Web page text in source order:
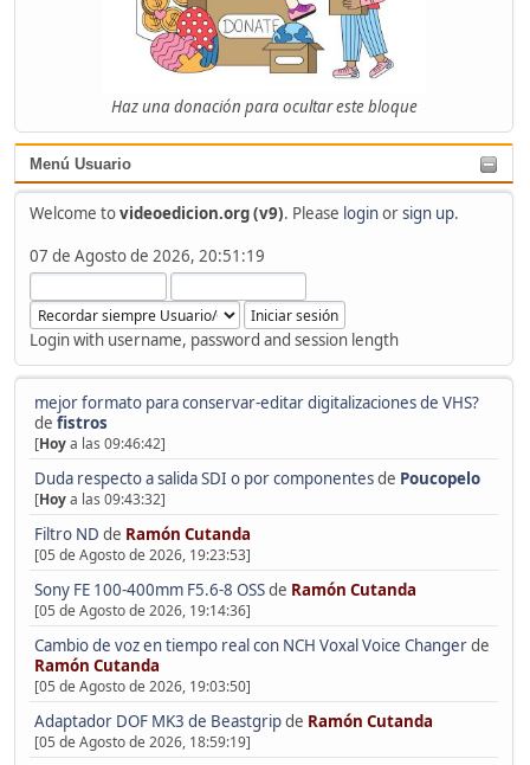
Haz una donación para ocultar este bloque
Menú Usuario
Welcome tovideoedicion.org (v9). Please loginorsign up.
07 de Agosto de 2026, 20:51:19
Login with username, password and session length
mejor formato para conservar-editar digitalizaciones de VHS?
de fistros
[Hoya las 09:46:42]
Duda respecto a salida SDI o por componentesde Poucopelo
[Hoya las 09:43:32]
Filtro ND de Ramón Cutanda
[05 de Agosto de 2026, 19:23:53]
Sony FE 100-400mm F5.6-8 OSSde Ramón Cutanda
[05 de Agosto de 2026, 19:14:36]
Cambio de voz en tiempo real con NCH Voxal Voice Changerde
Ramón Cutanda
[05 de Agosto de 2026, 19:03:50]
Adaptador DOF MK3 de Beastgripde Ramón Cutanda
[05 de Agosto de 2026, 18:59:19]